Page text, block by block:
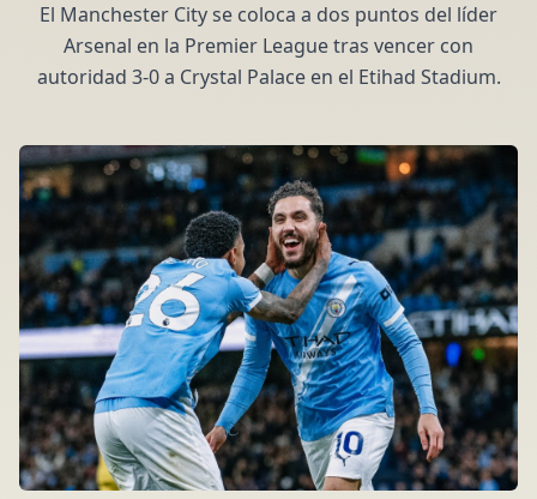
El Manchester City se coloca a dos puntos del líder
Arsenal en la Premier League tras vencer con
autoridad 3-0 a Crystal Palace en el Etihad Stadium.